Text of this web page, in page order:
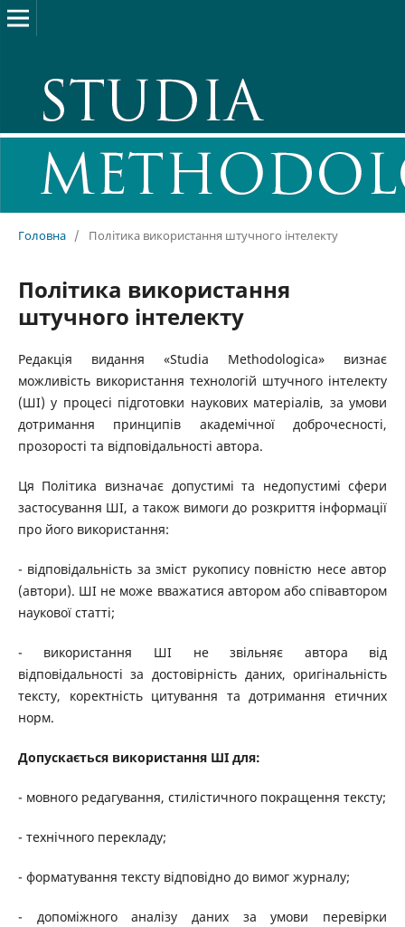
Головна / Політика використання штучного інтелекту
Політика використання
штучного інтелекту
Редакція видання «Studia Methodologica» визнає
можливість використання технологій штучного інтелекту
(ШІ) у процесі підготовки наукових матеріалів, за умови
дотримання принципів академічної доброчесності,
прозорості та відповідальності автора.
Ця Політика визначає допустимі та недопустимі сфери
застосування ШІ, а також вимоги до розкриття інформації
про його використання:
- відповідальність за зміст рукопису повністю несе автор
(автори). ШІ не може вважатися автором або співавтором
наукової статті;
- використання ШІ не звільняє автора від
відповідальності за достовірність даних, оригінальність
тексту, коректність цитування та дотримання етичних
норм.
Допускається використання ШІ для:
- мовного редагування, стилістичного покращення тексту;
- технічного перекладу;
- форматування тексту відповідно до вимог журналу;
- допоміжного аналізу даних за умови перевірки